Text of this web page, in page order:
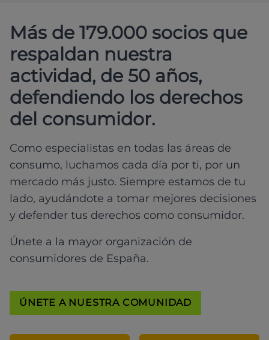
Más de 179.000 socios que
respaldan nuestra
actividad, de 50 años,
defendiendo los derechos
del consumidor.
Como especialistas en todas las áreas de
consumo, luchamos cada día por ti, por un
mercado más justo. Siempre estamos de tu
lado, ayudándote a tomar mejores decisiones
y defender tus derechos como consumidor.
Únete a la mayor organización de
consumidores de España.
ÚNETE A NUESTRA COMUNIDAD